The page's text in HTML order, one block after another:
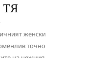
женски
точно